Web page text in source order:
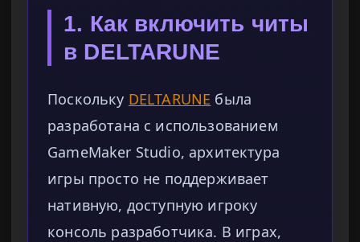
1. Как включить читы
в DELTARUNE
Поскольку DELTARUNE была
разработана с использованием
GameMaker Studio, архитектура
игры просто не поддерживает
нативную, доступную игроку
консоль разработчика. В играх,